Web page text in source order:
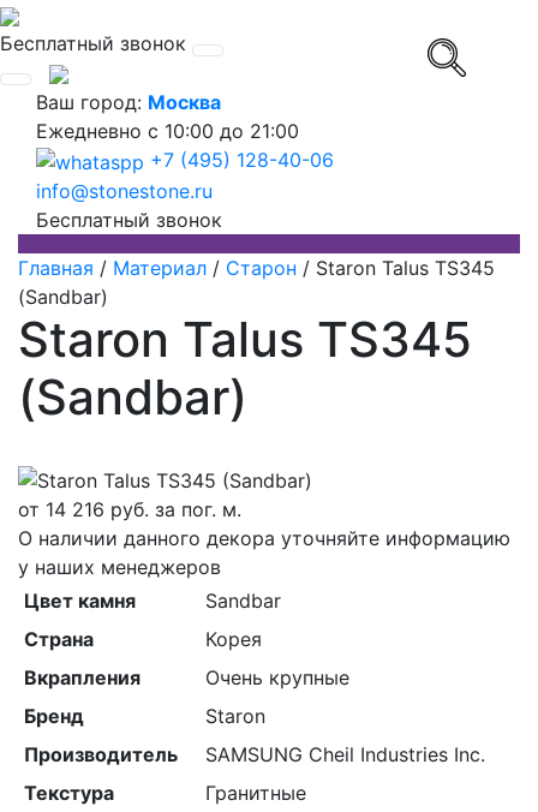
Бесплатный звонок
Ваш город: Москва
Ежедневно с 10:00 до 21:00
+7 (495) 128-40-06
info@stonestone.ru
Бесплатный звонок
Главная / Материал / Старон / Staron Talus TS345
(Sandbar)
Staron Talus TS345
(Sandbar)
от 14 216 руб. за пог. м.
О наличии данного декора уточняйте информацию
у наших менеджеров
Цвет камня
Sandbar
Страна
Корея
Вкрапления
Очень крупные
Бренд
Staron
Производитель
SAMSUNG Cheil Industries Inc.
Текстура
Гранитные